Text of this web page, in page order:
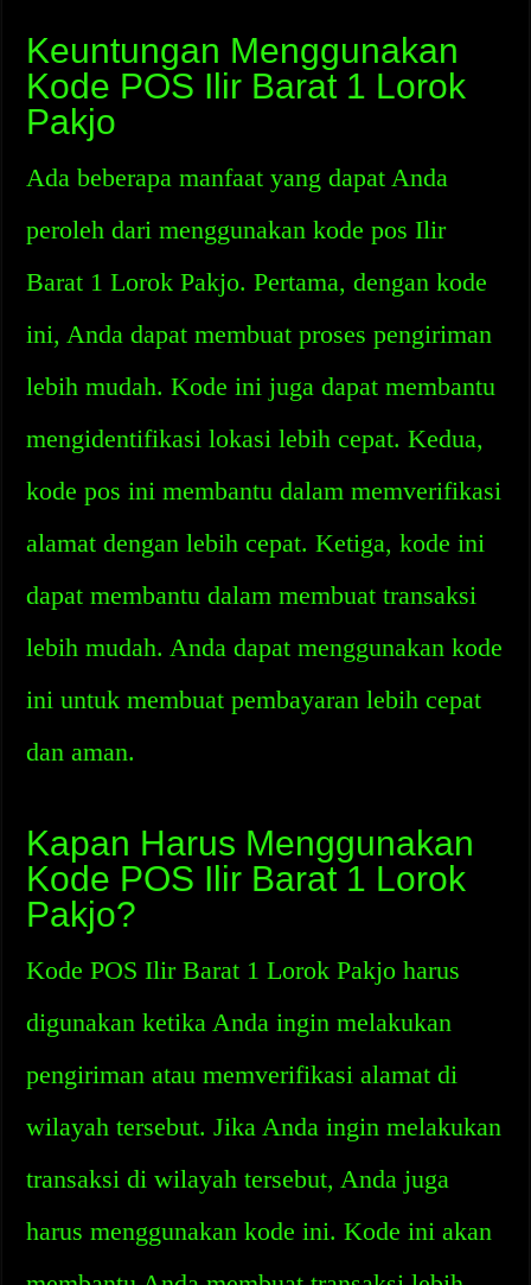
Keuntungan Menggunakan
Kode POS Ilir Barat 1 Lorok
Pakjo
Ada beberapa manfaat yang dapat Anda
peroleh dari menggunakan kode pos Ilir
Barat 1 Lorok Pakjo. Pertama, dengan kode
ini, Anda dapat membuat proses pengiriman
lebih mudah. Kode ini juga dapat membantu
mengidentifikasi lokasi lebih cepat. Kedua,
kode pos ini membantu dalam memverifikasi
alamat dengan lebih cepat. Ketiga, kode ini
dapat membantu dalam membuat transaksi
lebih mudah. Anda dapat menggunakan kode
ini untuk membuat pembayaran lebih cepat
dan aman.
Kapan Harus Menggunakan
Kode POS Ilir Barat 1 Lorok
Pakjo?
Kode POS Ilir Barat 1 Lorok Pakjo harus
digunakan ketika Anda ingin melakukan
pengiriman atau memverifikasi alamat di
wilayah tersebut. Jika Anda ingin melakukan
transaksi di wilayah tersebut, Anda juga
harus menggunakan kode ini. Kode ini akan